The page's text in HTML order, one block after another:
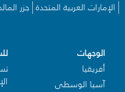
الإمارات العربية المتحدة جزر
الوجهات
أفريقيا
آسيا الوسطى